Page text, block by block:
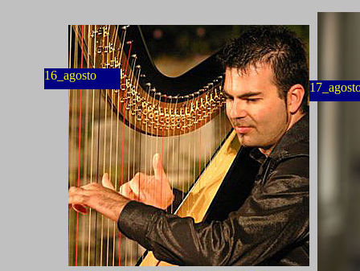
16_agosto